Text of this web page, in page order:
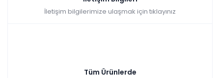
İletişim bilgilerimize ulaşmak için tıklayınız
Tüm Ürünlerde